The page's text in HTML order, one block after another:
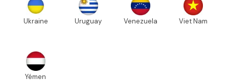
Ukraine Uruguay Venezuela Viet Nam
Yémen